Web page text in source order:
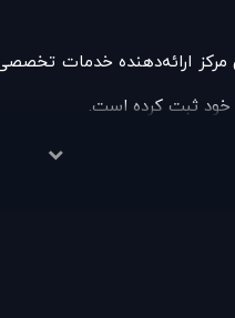
مرکز ارائه‌دهنده
خود ثبت کرده است.